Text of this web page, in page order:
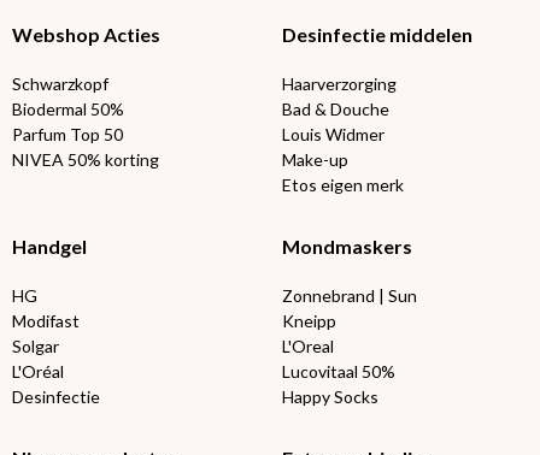
Webshop Acties
Schwarzkopf
Biodermal 50%
Parfum Top 50
NIVEA 50% korting
Desinfectie middelen
Haarverzorging
Bad & Douche
Louis Widmer
Make-up
Etos eigen merk
Handgel
HG
Modifast
Solgar
L'Oréal
Desinfectie
Mondmaskers
Zonnebrand | Sun
Kneipp
L'Oreal
Lucovitaal 50%
Happy Socks